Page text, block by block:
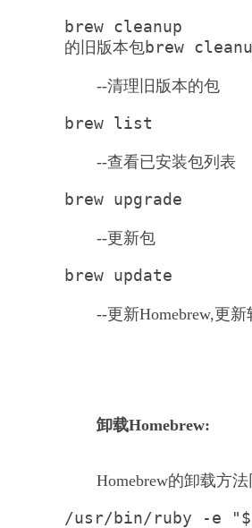
brew cleanup
的旧版本包brew
--清理旧版本的包
brew list
--查看已安装包列表
brew upgrade
--更新包
brew update
--更新Homebrew,更
卸载Homebrew:
Homebrew的卸载方
/usr/bin/ruby -e